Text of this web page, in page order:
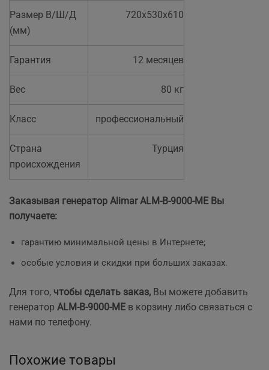
Размер В/Ш/Д
(мм)
720x530x610
Гарантия 12 месяцев
Вес 80 кг
Класс профессиональный
Страна
происхождения
Турция
Заказывая генератор Alimar ALM-B-9000-ME Вы
получаете:
гарантию минимальной цены в Интернете;
особые условия и скидки при больших заказах.
Для того, чтобы сделать заказ, Вы можете добавить
генератор ALM-B-9000-ME в корзину либо связаться с
нами по телефону.
Похожие товары